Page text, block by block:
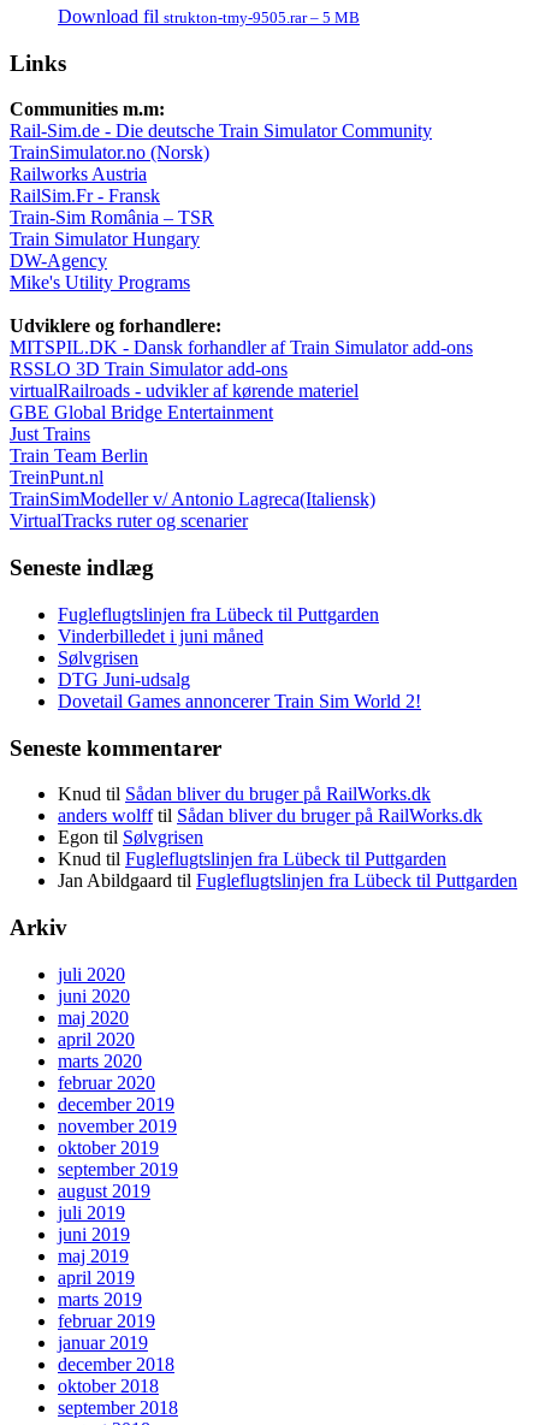
Download fil strukton-tmy-9505.rar – 5 MB
Links
Communities m.m:
Rail-Sim.de - Die deutsche Train Simulator Community
TrainSimulator.no (Norsk)
Railworks Austria
RailSim.Fr - Fransk
Train-Sim România – TSR
Train Simulator Hungary
DW-Agency
Mike's Utility Programs
Udviklere og forhandlere:
MITSPIL.DK - Dansk forhandler af Train Simulator add-ons
RSSLO 3D Train Simulator add-ons
virtualRailroads - udvikler af kørende materiel
GBE Global Bridge Entertainment
Just Trains
Train Team Berlin
TreinPunt.nl
TrainSimModeller v/ Antonio Lagreca(Italiensk)
VirtualTracks ruter og scenarier
Seneste indlæg
Fugleflugtslinjen fra Lübeck til Puttgarden
Vinderbilledet i juni måned
Sølvgrisen
DTG Juni-udsalg
Dovetail Games annoncerer Train Sim World 2!
Seneste kommentarer
Knud til Sådan bliver du bruger på RailWorks.dk
anders wolfftil Sådan bliver du bruger på RailWorks.dk
Egon til Sølvgrisen
Knud til Fugleflugtslinjen fra Lübeck til Puttgarden
Jan Abildgaard til Fugleflugtslinjen fra Lübeck til Puttgarden
Arkiv
juli 2020
juni 2020
maj 2020
april 2020
marts 2020
februar 2020
december 2019
november 2019
oktober 2019
september 2019
august 2019
juli 2019
juni 2019
maj 2019
april 2019
marts 2019
februar 2019
januar 2019
december 2018
oktober 2018
september 2018